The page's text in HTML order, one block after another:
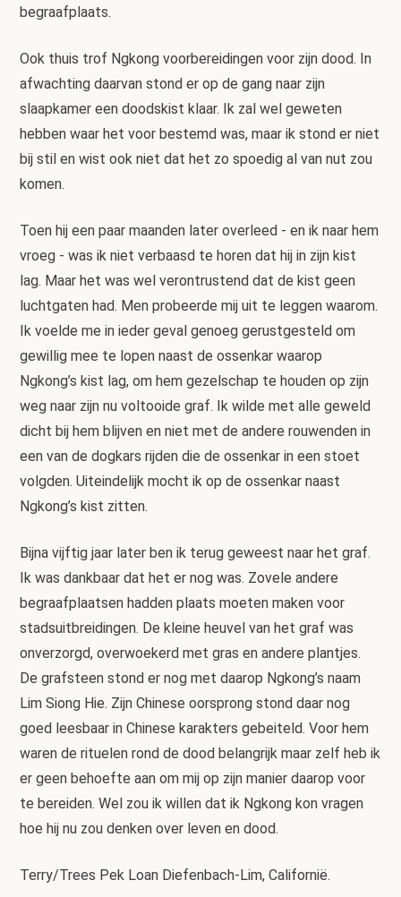
begraafplaats.
Ook thuis trof Ngkong voorbereidingen voor zijn dood. In
afwachting daarvan stond er op de gang naar zijn
slaapkamer een doodskist klaar. Ik zal wel geweten
hebben waar het voor bestemd was, maar ik stond er niet
bij stil en wist ook niet dat het zo spoedig al van nut zou
komen.
Toen hij een paar maanden later overleed - en ik naar hem
vroeg - was ik niet verbaasd te horen dat hij in zijn kist
lag. Maar het was wel verontrustend dat de kist geen
luchtgaten had. Men probeerde mij uit te leggen waarom.
Ik voelde me in ieder geval genoeg gerustgesteld om
gewillig mee te lopen naast de ossenkar waarop
Ngkong’s kist lag, om hem gezelschap te houden op zijn
weg naar zijn nu voltooide graf. Ik wilde met alle geweld
dicht bij hem blijven en niet met de andere rouwenden in
een van de dogkars rijden die de ossenkar in een stoet
volgden. Uiteindelijk mocht ik op de ossenkar naast
Ngkong’s kist zitten.
Bijna vijftig jaar later ben ik terug geweest naar het graf.
Ik was dankbaar dat het er nog was. Zovele andere
begraafplaatsen hadden plaats moeten maken voor
stadsuitbreidingen. De kleine heuvel van het graf was
onverzorgd, overwoekerd met gras en andere plantjes.
De grafsteen stond er nog met daarop Ngkong’s naam
Lim Siong Hie. Zijn Chinese oorsprong stond daar nog
goed leesbaar in Chinese karakters gebeiteld. Voor hem
waren de rituelen rond de dood belangrijk maar zelf heb ik
er geen behoefte aan om mij op zijn manier daarop voor
te bereiden. Wel zou ik willen dat ik Ngkong kon vragen
hoe hij nu zou denken over leven en dood.
Terry/Trees Pek Loan Diefenbach-Lim, Californië.